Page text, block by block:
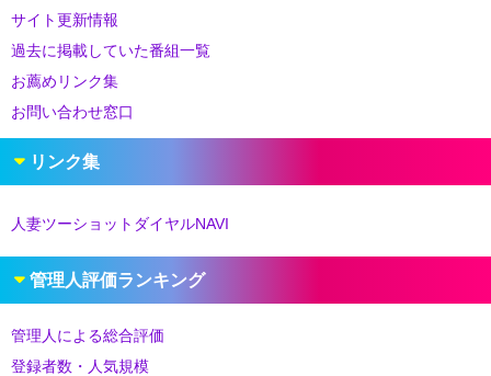
サイト更新情報
過去に掲載していた番組一覧
お薦めリンク集
お問い合わせ窓口
リンク集
人妻ツーショットダイヤルNAVI
管理人評価ランキング
管理人による総合評価
登録者数・人気規模